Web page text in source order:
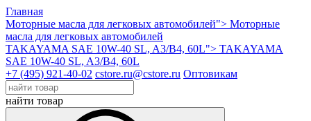
Главная
Моторные масла для легковых автомобилей"> Моторные
масла для легковых автомобилей
TAKAYAMA SAE 10W-40 SL, A3/B4, 60L"> TAKAYAMA
SAE 10W-40 SL, A3/B4, 60L
+7 (495) 921-40-02 cstore.ru@cstore.ru Оптовикам
найти товар